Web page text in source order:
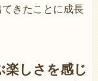
きたことに成長
楽しさを感じ